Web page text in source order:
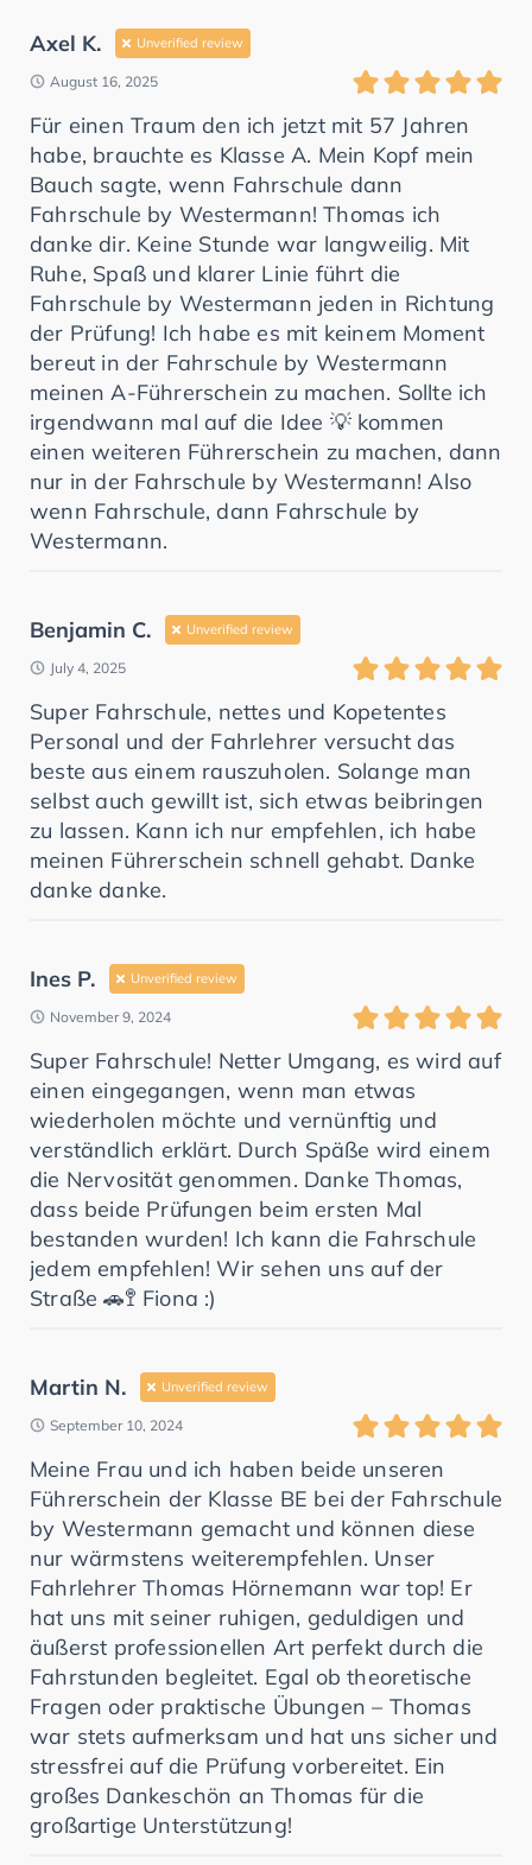
Axel K. Unverified review
August 16, 2025
Für einen Traum den ich jetzt mit 57 Jahren
habe, brauchte es Klasse A. Mein Kopf mein
Bauch sagte, wenn Fahrschule dann
Fahrschule by Westermann! Thomas ich
danke dir. Keine Stunde war langweilig. Mit
Ruhe, Spaß und klarer Linie führt die
Fahrschule by Westermann jeden in Richtung
der Prüfung! Ich habe es mit keinem Moment
bereut in der Fahrschule by Westermann
meinen A-Führerschein zu machen. Sollte ich
irgendwann mal auf die Idee 💡 kommen
einen weiteren Führerschein zu machen, dann
nur in der Fahrschule by Westermann! Also
wenn Fahrschule, dann Fahrschule by
Westermann.
Benjamin C. Unverified review
July 4, 2025
Super Fahrschule, nettes und Kopetentes
Personal und der Fahrlehrer versucht das
beste aus einem rauszuholen. Solange man
selbst auch gewillt ist, sich etwas beibringen
zu lassen. Kann ich nur empfehlen, ich habe
meinen Führerschein schnell gehabt. Danke
danke danke.
Ines P. Unverified review
November 9, 2024
Super Fahrschule! Netter Umgang, es wird auf
einen eingegangen, wenn man etwas
wiederholen möchte und vernünftig und
verständlich erklärt. Durch Späße wird einem
die Nervosität genommen. Danke Thomas,
dass beide Prüfungen beim ersten Mal
bestanden wurden! Ich kann die Fahrschule
jedem empfehlen! Wir sehen uns auf der
Straße 🚗🚏 Fiona :)
Martin N. Unverified review
September 10, 2024
Meine Frau und ich haben beide unseren
Führerschein der Klasse BE bei der Fahrschule
by Westermann gemacht und können diese
nur wärmstens weiterempfehlen. Unser
Fahrlehrer Thomas Hörnemann war top! Er
hat uns mit seiner ruhigen, geduldigen und
äußerst professionellen Art perfekt durch die
Fahrstunden begleitet. Egal ob theoretische
Fragen oder praktische Übungen – Thomas
war stets aufmerksam und hat uns sicher und
stressfrei auf die Prüfung vorbereitet. Ein
großes Dankeschön an Thomas für die
großartige Unterstützung!